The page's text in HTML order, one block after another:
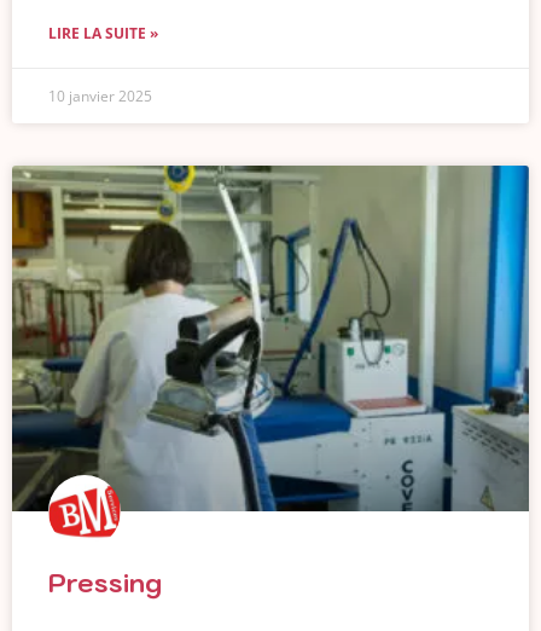
LIRE LA SUITE »
10 janvier 2025
Pressing